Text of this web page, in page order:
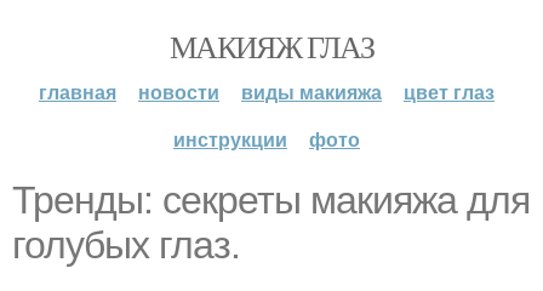
МАКИЯЖ ГЛАЗ
главная новости виды макияжа
цвет глаз
инструкции
фото
Тренды: секреты макияжа для
голубых глаз.